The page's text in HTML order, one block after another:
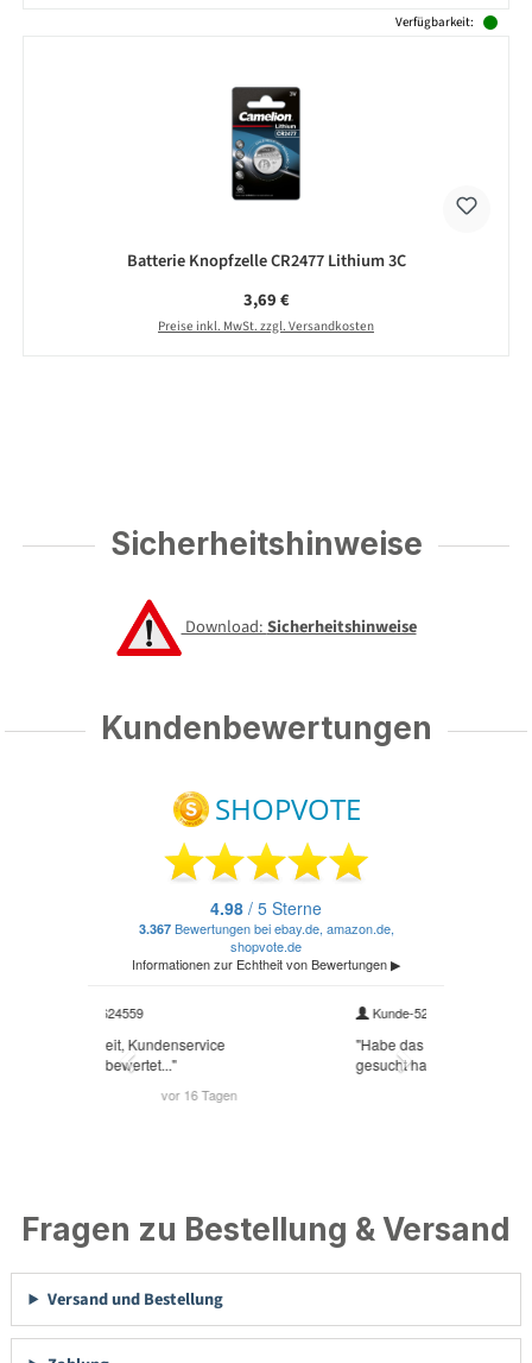
Verfügbarkeit:
Batterie Knopfzelle CR2477 Lithium 3C
Regulärer Preis:
3,69 €
Preise inkl. MwSt. zzgl. Versandkosten
Sicherheitshinweise
Download:Sicherheitshinweise
Kundenbewertungen
Fragen zu Bestellung & Versand
Versand und Bestellung